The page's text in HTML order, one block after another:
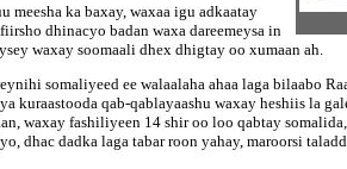
ka baxay, waxaa igu adkaatay
dhinacyo badan waxa dareemeysa in
waxay soomaali dhex dhigtay oo xumaan ah.
somaliyeed ee walaalaha ahaa laga bilaabo
kuraastooda qab-qablayaashu waxay heshiis la
waxay fashiliyeen 14 shir oo loo qabtay
dhac dadka laga tabar roon yahay, maroorsi